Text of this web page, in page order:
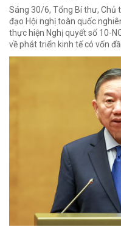
Sáng 30/6, Tổng Bí thư, Chủ
đạo Hội nghị toàn quốc
thực hiện Nghị quyết số 10-
về phát triển kinh tế có vốn